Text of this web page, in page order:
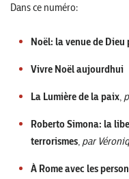
Dans ce numéro:
Noël: la venue de Dieu
Vivre Noël aujourdhui
La Lumière de la paix,
Roberto Simona: la
terrorismes, par
À Rome avec les